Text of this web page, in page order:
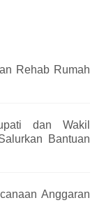
Rehab Rumah
dan Wakil
Bantuan
Anggaran